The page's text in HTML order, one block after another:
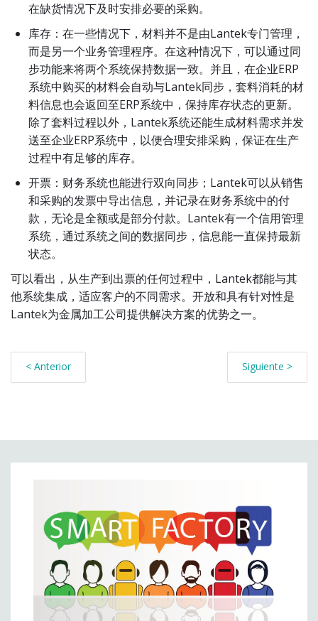
在缺货情况下及时安排必要的采购。
库存：在一些情况下，材料并不是由Lantek专门管理，
而是另一个业务管理程序。在这种情况下，可以通过同
步功能来将两个系统保持数据一致。并且，在企业ERP
系统中购买的材料会自动与Lantek同步，套料消耗的材
料信息也会返回至ERP系统中，保持库存状态的更新。
除了套料过程以外，Lantek系统还能生成材料需求并发
送至企业ERP系统中，以便合理安排采购，保证在生产
过程中有足够的库存。
开票：财务系统也能进行双向同步；Lantek可以从销售
和采购的发票中导出信息，并记录在财务系统中的付
款，无论是全额或是部分付款。Lantek有一个信用管理
系统，通过系统之间的数据同步，信息能一直保持最新
状态。
可以看出，从生产到出票的任何过程中，Lantek都能与其
他系统集成，适应客户的不同需求。开放和具有针对性是
Lantek为金属加工公司提供解决方案的优势之一。
< Anterior Siguiente >